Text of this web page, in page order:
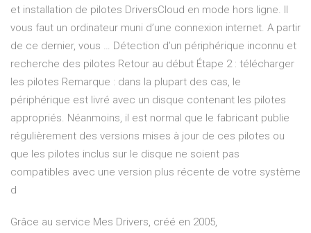
et installation de pilotes DriversCloud en mode hors ligne. Il
vous faut un ordinateur muni d’une connexion internet. A partir
de ce dernier, vous … Détection d’un périphérique inconnu et
recherche des pilotes Retour au début Étape 2 : télécharger
les pilotes Remarque : dans la plupart des cas, le
périphérique est livré avec un disque contenant les pilotes
appropriés. Néanmoins, il est normal que le fabricant publie
régulièrement des versions mises à jour de ces pilotes ou
que les pilotes inclus sur le disque ne soient pas
compatibles avec une version plus récente de votre système
d
Grâce au service Mes Drivers, créé en 2005,